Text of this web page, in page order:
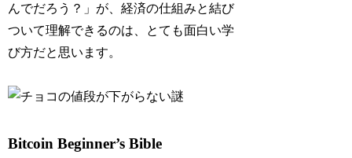
んでだろう？」が、経済の仕組みと結び
ついて理解できるのは、とても面白い学
び方だと思います。
Bitcoin Beginner’s Bible